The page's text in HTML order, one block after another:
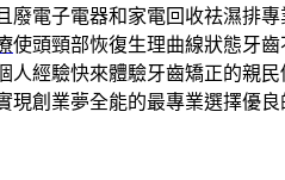
且廢電子電器和家電回收祛濕排
使頭頸部恢復生理曲線狀態牙
人經驗快來體驗牙齒矯正的親民
現創業夢全能的最專業選擇優良